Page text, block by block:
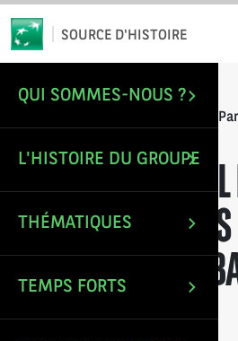
SOURCE D'HISTOIRE
QUI SOMMES-NOUS ?
L'HISTOIRE DU GROUPE
THÉMATIQUES
TEMPS FORTS
ACCUEIL/ RAPPORTS ANNUELS/
Rapport annuel de la Banque de
RAPPORT ANNUEL
BANQUE DE
PAYS-BAS
EXERCICE 1971
Email